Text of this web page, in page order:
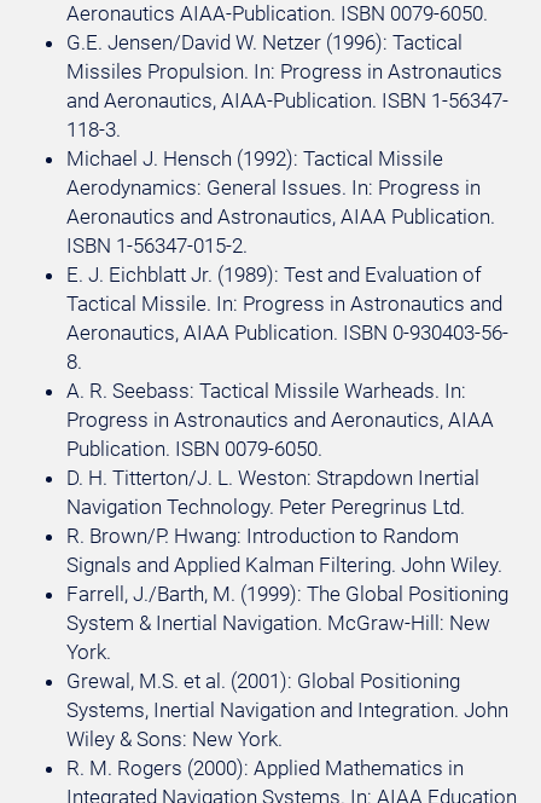
Aeronautics AIAA-Publication. ISBN 0079-6050.
G.E. Jensen/David W. Netzer (1996): Tactical
Missiles Propulsion. In: Progress in Astronautics
and Aeronautics, AIAA-Publication. ISBN 1-56347-
118-3.
Michael J. Hensch (1992): Tactical Missile
Aerodynamics: General Issues. In: Progress in
Aeronautics and Astronautics, AIAA Publication.
ISBN 1-56347-015-2.
E. J. Eichblatt Jr. (1989): Test and Evaluation of
Tactical Missile. In: Progress in Astronautics and
Aeronautics, AIAA Publication. ISBN 0-930403-56-
8.
A. R. Seebass: Tactical Missile Warheads. In:
Progress in Astronautics and Aeronautics, AIAA
Publication. ISBN 0079-6050.
D. H. Titterton/J. L. Weston: Strapdown Inertial
Navigation Technology. Peter Peregrinus Ltd.
R. Brown/P. Hwang: Introduction to Random
Signals and Applied Kalman Filtering. John Wiley.
Farrell, J./Barth, M. (1999): The Global Positioning
System & Inertial Navigation. McGraw-Hill: New
York.
Grewal, M.S. et al. (2001): Global Positioning
Systems, Inertial Navigation and Integration. John
Wiley & Sons: New York.
R. M. Rogers (2000): Applied Mathematics in
Integrated Navigation Systems. In: AIAA Education